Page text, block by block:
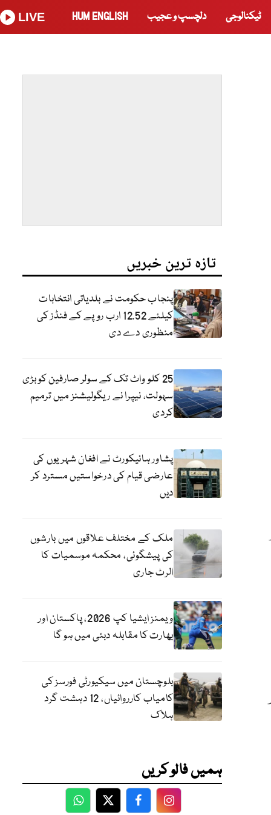
ٹیکنالوجی دلچسپ و عجیب HUM ENGLISH
LIVE
تازہ ترین خبریں
پنجاب حکومت نے بلدیاتی انتخابات
کیلئے 12.52 ارب روپے کے فنڈز کی
منظوری دے دی
25 کلو واٹ تک کے سولر صارفین کو بڑی
سہولت، نیپرا نے ریگولیشنز میں ترمیم
کردی
پشاور ہائیکورٹ نے افغان شہریوں کی
عارضی قیام کی درخواستیں مسترد کر
دیں
ملک کے مختلف علاقوں میں بارشوں
کی پیشگوئی، محکمہ موسمیات کا
الرٹ جاری
ویمنز ایشیا کپ 2026، پاکستان اور
بھارت کا مقابلہ دبئی میں ہو گا
بلوچستان میں سیکیورٹی فورسز کی
کامیاب کارروائیاں، 12 دہشت گرد
ہلاک
ہمیں فالو کریں
WhatsApp
TwitterFacebookFacebook